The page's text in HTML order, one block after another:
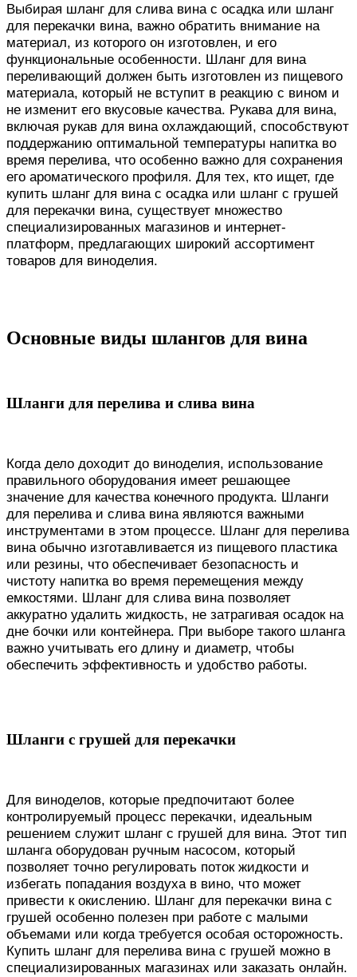
Выбирая шланг для слива вина с осадка или шланг
для перекачки вина, важно обратить внимание на
материал, из которого он изготовлен, и его
функциональные особенности. Шланг для вина
переливающий должен быть изготовлен из пищевого
материала, который не вступит в реакцию с вином и
не изменит его вкусовые качества. Рукава для вина,
включая рукав для вина охлаждающий, способствуют
поддержанию оптимальной температуры напитка во
время перелива, что особенно важно для сохранения
его ароматического профиля. Для тех, кто ищет, где
купить шланг для вина с осадка или шланг с грушей
для перекачки вина, существует множество
специализированных магазинов и интернет-
платформ, предлагающих широкий ассортимент
товаров для виноделия.
Основные виды шлангов для вина
Шланги для перелива и слива вина
Когда дело доходит до виноделия, использование
правильного оборудования имеет решающее
значение для качества конечного продукта. Шланги
для перелива и слива вина являются важными
инструментами в этом процессе. Шланг для перелива
вина обычно изготавливается из пищевого пластика
или резины, что обеспечивает безопасность и
чистоту напитка во время перемещения между
емкостями. Шланг для слива вина позволяет
аккуратно удалить жидкость, не затрагивая осадок на
дне бочки или контейнера. При выборе такого шланга
важно учитывать его длину и диаметр, чтобы
обеспечить эффективность и удобство работы.
Шланги с грушей для перекачки
Для виноделов, которые предпочитают более
контролируемый процесс перекачки, идеальным
решением служит шланг с грушей для вина. Этот тип
шланга оборудован ручным насосом, который
позволяет точно регулировать поток жидкости и
избегать попадания воздуха в вино, что может
привести к окислению. Шланг для перекачки вина с
грушей особенно полезен при работе с малыми
объемами или когда требуется особая осторожность.
Купить шланг для перелива вина с грушей можно в
специализированных магазинах или заказать онлайн.